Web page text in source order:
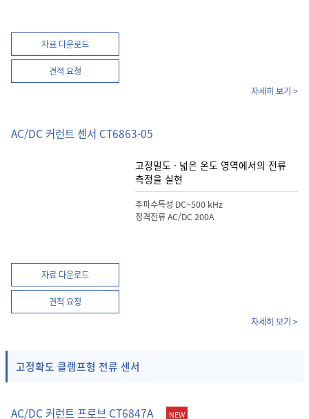
자료 다운로드
견적 요청
자세히 보기 >
AC/DC 커런트 센서 CT6863-05
자료 다운로드
견적 요청
고정밀도 · 넓은 온도 영역에서의 전류
측정을 실현
주파수특성 DC~500 kHz
정격전류 AC/DC 200A
자세히 보기 >
고정확도 클램프형 전류 센서
AC/DC 커런트 프로브 CT6847A NEW